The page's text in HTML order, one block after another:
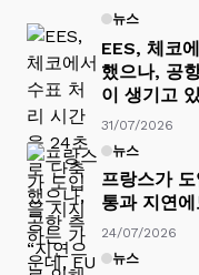
뉴스
EES, 체코
했으나, 공
이 생기고
31/07/2026
뉴스
프랑스가
통과 지연
24/07/2026
뉴스